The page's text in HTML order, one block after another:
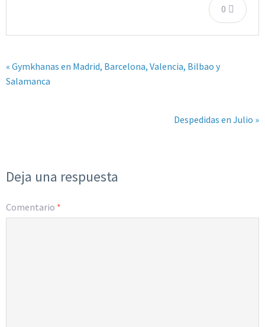
0
« Gymkhanas en Madrid, Barcelona, Valencia, Bilbao y
Salamanca
Despedidas en Julio »
Deja una respuesta
Comentario *